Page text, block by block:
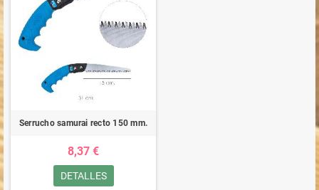
Serrucho samurai recto 150 mm.
8,37 €
DETALLES